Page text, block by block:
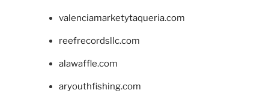
valenciamarketytaqueria.com
reefrecordsllc.com
alawaffle.com
aryouthfishing.com